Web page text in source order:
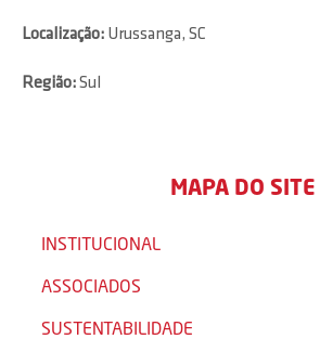
Localização: Urussanga, SC
Região:Sul
MAPA DO SITE
INSTITUCIONAL
ASSOCIADOS
SUSTENTABILIDADE